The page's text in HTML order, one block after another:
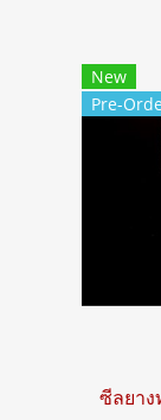
New
Pre-